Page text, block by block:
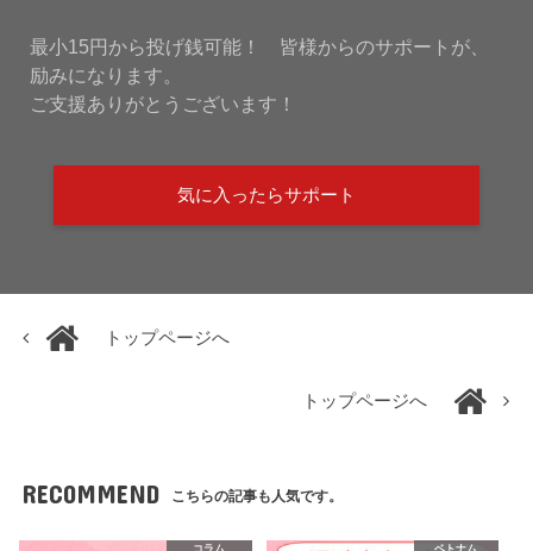
最小15円から投げ銭可能！ 皆様からのサポートが、
励みになります。
ご支援ありがとうございます！
気に入ったらサポート
トップページへ
トップページへ
RECOMMEND こちらの記事も人気です。
コラム ベトナム